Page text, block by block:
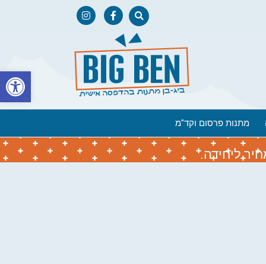
מתנות פרסום וקד"מ
ליחידה.